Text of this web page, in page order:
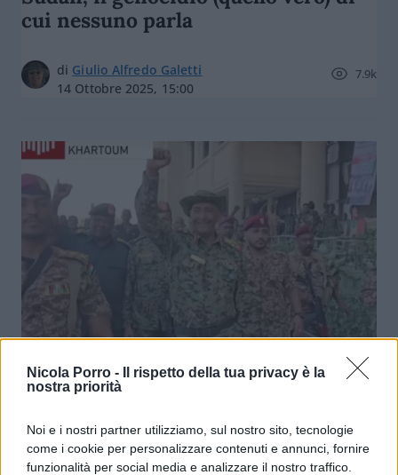
Nicola Porro -
Il rispetto della tua privacy è la
nostra priorità
Noi e i nostri partner utilizziamo, sul nostro sito, tecnologie
come i cookie per personalizzare contenuti e annunci, fornire
funzionalità per social media e analizzare il nostro traffico.
cui nessuno parla
di Giulio Alfredo Galetti
14 Ottobre 2025, 15:00
7.9k
Il piano dei Fratelli Musulmani per
prendersi Sudan e Mar Rosso
diAnna Mahjar-Barducci
27 Agosto 2025, 5:53
5.2k